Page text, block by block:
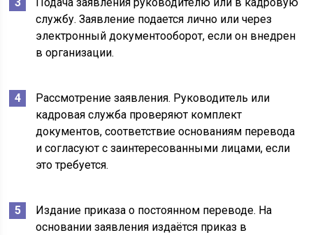
Подача заявления руководителю или в кадровую
службу. Заявление подается лично или через
электронный документооборот, если он внедрен
в организации.
Рассмотрение заявления. Руководитель или
кадровая служба проверяют комплект
документов, соответствие основаниям перевода
и согласуют с заинтересованными лицами, если
это требуется.
Издание приказа о постоянном переводе. На
основании заявления издаётся приказ в